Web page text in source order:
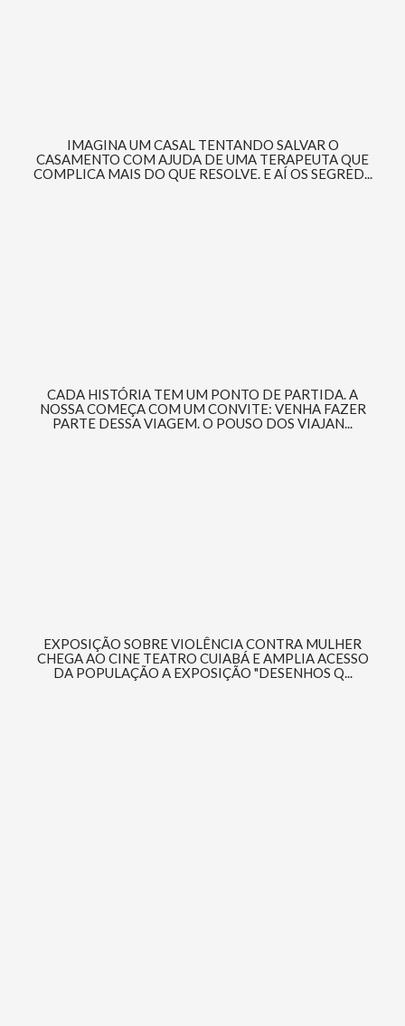
IMAGINA UM CASAL TENTANDO SALVAR O
CASAMENTO COM AJUDA DE UMA TERAPEUTA QUE
COMPLICA MAIS DO QUE RESOLVE. E AÍ OS SEGRED...
CADA HISTÓRIA TEM UM PONTO DE PARTIDA. A
NOSSA COMEÇA COM UM CONVITE: VENHA FAZER
PARTE DESSA VIAGEM. O POUSO DOS VIAJAN...
EXPOSIÇÃO SOBRE VIOLÊNCIA CONTRA MULHER
CHEGA AO CINE TEATRO CUIABÁ E AMPLIA ACESSO
DA POPULAÇÃO A EXPOSIÇÃO "DESENHOS Q...